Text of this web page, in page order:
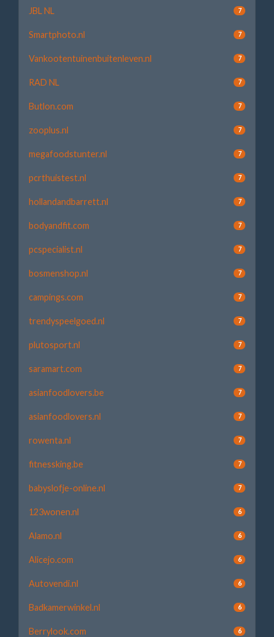
JBL NL 7
Smartphoto.nl 7
Vankootentuinenbuitenleven.nl 7
RAD NL 7
Butlon.com 7
zooplus.nl 7
megafoodstunter.nl 7
pcrthuistest.nl 7
hollandandbarrett.nl 7
bodyandfit.com 7
pcspecialist.nl 7
bosmenshop.nl 7
campings.com 7
trendyspeelgoed.nl 7
plutosport.nl 7
saramart.com 7
asianfoodlovers.be 7
asianfoodlovers.nl 7
rowenta.nl 7
fitnessking.be 7
babyslofje-online.nl 7
123wonen.nl 6
Alamo.nl 6
Alicejo.com 6
Autovendi.nl 6
Badkamerwinkel.nl 6
Berrylook.com 6